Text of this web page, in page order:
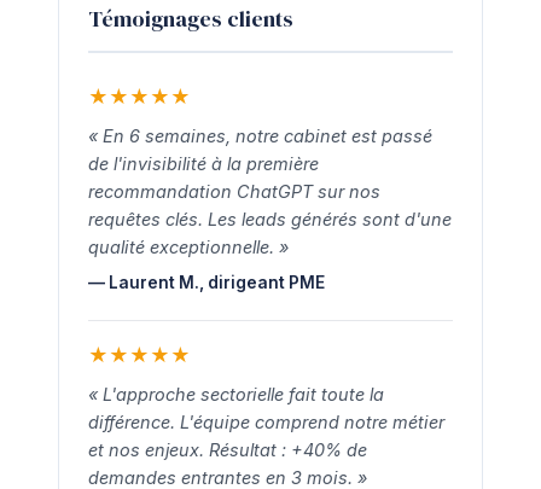
Témoignages clients
★ ★ ★ ★ ★
« En 6 semaines, notre cabinet est passé
de l'invisibilité à la première
recommandation ChatGPT sur nos
requêtes clés. Les leads générés sont d'une
qualité exceptionnelle. »
— Laurent M., dirigeant PME
★ ★ ★ ★ ★
« L'approche sectorielle fait toute la
différence. L'équipe comprend notre métier
et nos enjeux. Résultat : +40% de
demandes entrantes en 3 mois. »